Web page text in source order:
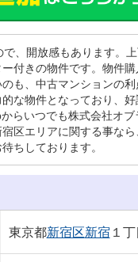
、開放感もあります。
付きの物件です。物件
も、中古マンションの
な物件となっており、好
らいつでも株式会社オ
区エリアに関する事な
ちしております。
東京都新宿区新宿 １